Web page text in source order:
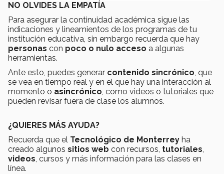
NO OLVIDES LA EMPATÍA
Para asegurar la continuidad académica sigue las
indicaciones y lineamientos de los programas de tu
institución educativa, sin embargo recuerda que hay
personas con poco o nulo acceso a algunas
herramientas.
Ante esto, puedes generar contenido sincrónico, que
se vea en tiempo real y en el que hay una interacción al
momento o asincrónico, como videos o tutoriales que
pueden revisar fuera de clase los alumnos.
¿QUIERES MÁS AYUDA?
Recuerda que el Tecnológico de Monterrey ha
creado algunos sitios web con recursos, tutoriales,
videos, cursos y más información para las clases en
línea.